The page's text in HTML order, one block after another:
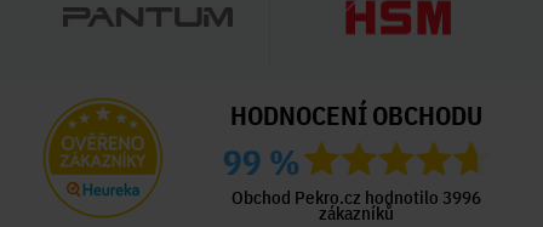
HODNOCENÍ OBCHODU
99 %
Obchod Pekro.cz hodnotilo 3996
zákazníků